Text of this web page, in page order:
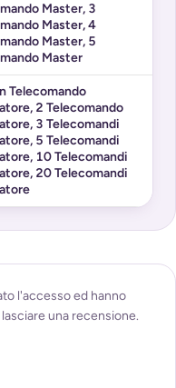
Master, 3
Master,4
Master, 5
Master
Telecomando
, 2 Telecomando
, 3 Telecomandi
, 5 Telecomandi
, 10 Telecomandi
, 20 Telecomandi
l'accesso ed hanno
una recensione.